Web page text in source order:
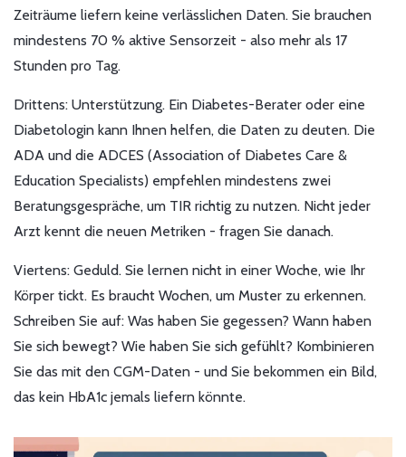
Zeiträume liefern keine verlässlichen Daten. Sie brauchen
mindestens 70 % aktive Sensorzeit - also mehr als 17
Stunden pro Tag.
Drittens: Unterstützung. Ein Diabetes-Berater oder eine
Diabetologin kann Ihnen helfen, die Daten zu deuten. Die
ADA und die ADCES (Association of Diabetes Care &
Education Specialists) empfehlen mindestens zwei
Beratungsgespräche, um TIR richtig zu nutzen. Nicht jeder
Arzt kennt die neuen Metriken - fragen Sie danach.
Viertens: Geduld. Sie lernen nicht in einer Woche, wie Ihr
Körper tickt. Es braucht Wochen, um Muster zu erkennen.
Schreiben Sie auf: Was haben Sie gegessen? Wann haben
Sie sich bewegt? Wie haben Sie sich gefühlt? Kombinieren
Sie das mit den CGM-Daten - und Sie bekommen ein Bild,
das kein HbA1c jemals liefern könnte.